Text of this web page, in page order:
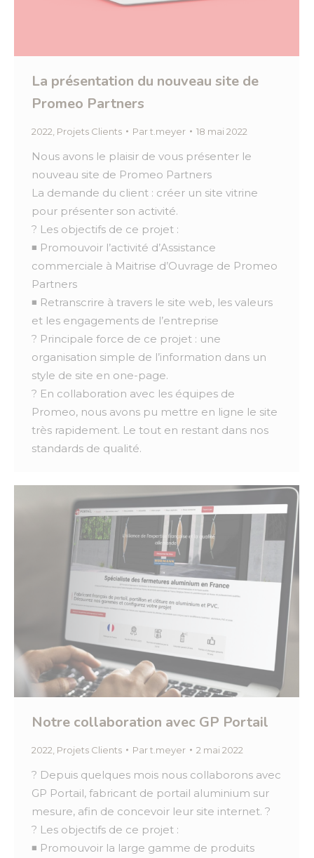
La présentation du nouveau site de
Promeo Partners
2022 Projets Clients Part.meyer 18 mai 2022
Nous avons le plaisir de vous présenter le
nouveau site de Promeo Partners
La demande du client : créer un site vitrine
pour présenter son activité.
? Les objectifs de ce projet :
◾ Promouvoir l’activité d’Assistance
commerciale à Maitrise d’Ouvrage de Promeo
Partners
◾ Retranscrire à travers le site web, les valeurs
et les engagements de l’entreprise
? Principale force de ce projet : une
organisation simple de l’information dans un
style de site en one-page.
? En collaboration avec les équipes de
Promeo, nous avons pu mettre en ligne le site
très rapidement. Le tout en restant dans nos
standards de qualité.
Notre collaboration avec GP Portail
2022 Projets Clients Part.meyer 2 mai 2022
? Depuis quelques mois nous collaborons avec
GP Portail, fabricant de portail aluminium sur
mesure, afin de concevoir leur site internet. ?
? Les objectifs de ce projet :
◾ Promouvoir la large gamme de produits